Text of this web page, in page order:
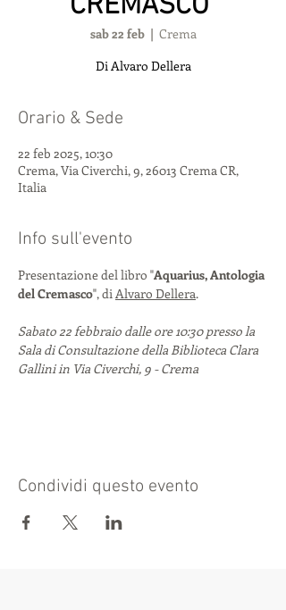
sab 22 feb
  |
Crema
Di Alvaro Dellera
Orario & Sede
22 feb 2025, 10:30
Crema, Via Civerchi, 9, 26013 Crema CR,
Italia
Info sull'evento
Presentazione del libro "Aquarius, Antologia
del Cremasco", di Alvaro Dellera.
Sabato 22 febbraio dalle ore 10:30 presso la
Sala di Consultazione della Biblioteca Clara
Gallini in Via Civerchi, 9 - Crema
Condividi questo evento